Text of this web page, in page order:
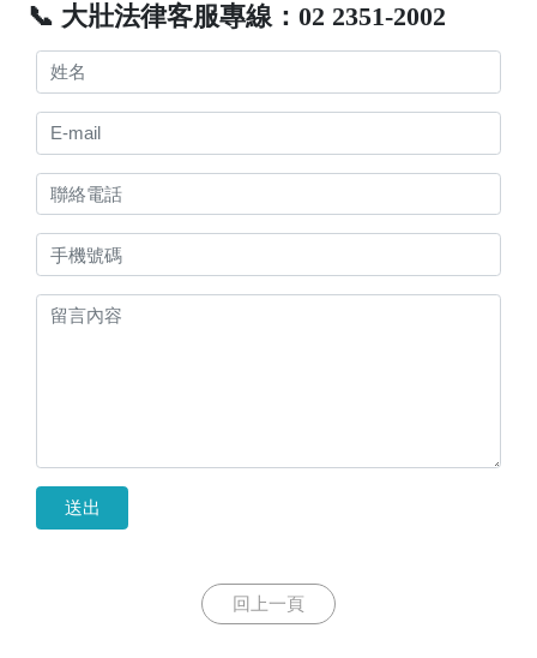
📞 大壯法律客服專線：02 2351-2002
送出
回上一頁